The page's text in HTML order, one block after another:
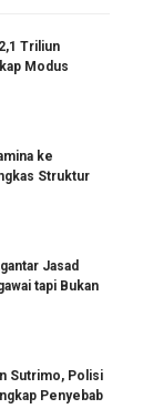
Triliun
Modus
ke
Struktur
Jasad
tapi Bukan
Sutrimo, Polisi
Penyebab